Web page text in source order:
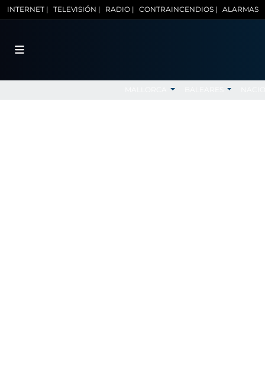
INTERNET | TELEVISIÓN | RADIO | CONTRAINCENDIOS | ALARMAS